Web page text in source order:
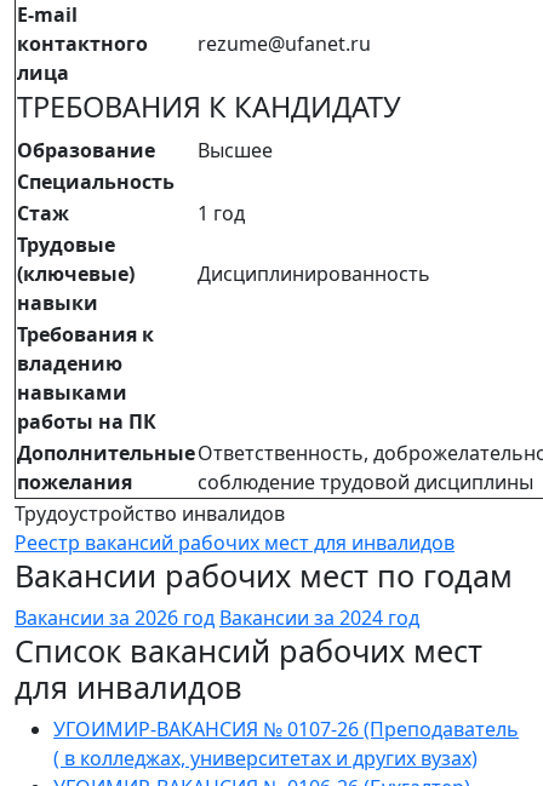
E-mail
контактного
лица
rezume@ufanet.ru
ТРЕБОВАНИЯ К КАНДИДАТУ
Образование
Высшее
Специальность
Стаж
1 год
Трудовые
(ключевые)
навыки
Дисциплинированность
Требования к
владению
навыками
работы на ПК
Дополнительные
пожелания
Ответственность,
соблюдение трудовой дисциплины
Трудоустройство инвалидов
Реестр вакансий рабочих мест для инвалидов
Вакансии рабочих мест по годам
Вакансии за 2026 год Вакансии за 2024 год
Список вакансий рабочих мест
для инвалидов
УГОИМИР-ВАКАНСИЯ № 0107-26 (Преподаватель
( в колледжах, университетах и других вузах)